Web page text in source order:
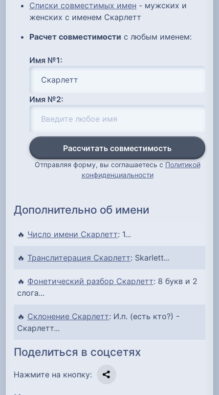
Списки совместимых имен - мужских и
женских с именем Скарлетт
Расчет совместимости с любым именем:
Имя №1:
Имя №2:
Рассчитать совместимость
Отправляя форму, вы соглашаетесь с Политикой
конфиденциальности
Дополнительно об имени
🔥 Число имени Скарлетт: 1...
🔥 Транслитерация Скарлетт: Skarlett...
🔥 Фонетический разбор Скарлетт: 8 букв и 2
слога...
🔥 Склонение Скарлетт: И.п. (есть кто?) -
Скарлетт...
Поделиться в соцсетях
Нажмите на кнопку: